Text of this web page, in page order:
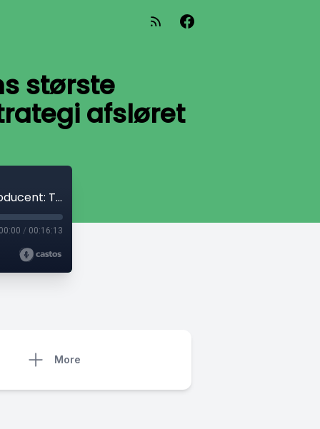
største
afsløret
Fra vævemaskine fabrik til verdens største bilproducent: Toyotas utrolige successtrategi afsløret
/ 00:16:13
More